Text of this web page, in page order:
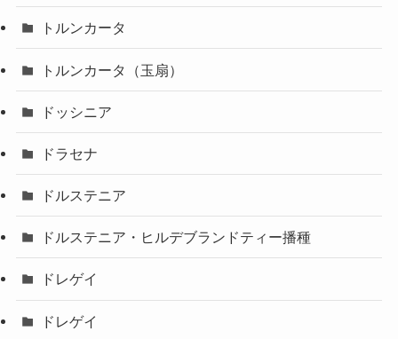
トルンカータ
トルンカータ（玉扇）
ドッシニア
ドラセナ
ドルステニア
ドルステニア・ヒルデブランドティー播種
ドレゲイ
ドレゲイ